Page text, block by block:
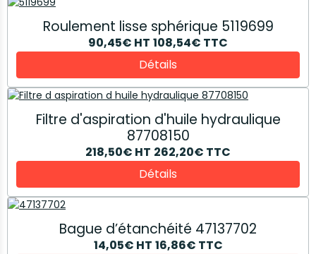
Roulement lisse sphérique 5119699
90,45€ HT 108,54€ TTC
Détails
Filtre d'aspiration d'huile hydraulique
87708150
218,50€ HT 262,20€ TTC
Détails
Bague d’étanchéité 47137702
14,05€ HT 16,86€ TTC